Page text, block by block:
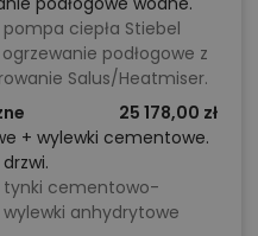
pompa ciepła Stiebel
ogrzewanie podłogowe z
Salus/Heatmiser.
25 178,00 zł
+ wylewki cementowe.
tynki cementowo-
anhydrytowe